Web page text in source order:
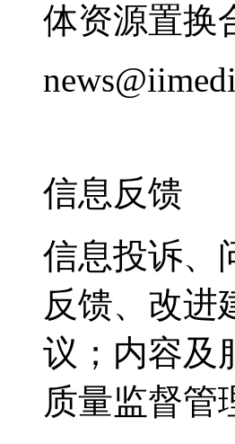
体资源置换
信息反馈
信息投诉、
反馈、改进
议；内容及
质量监督管